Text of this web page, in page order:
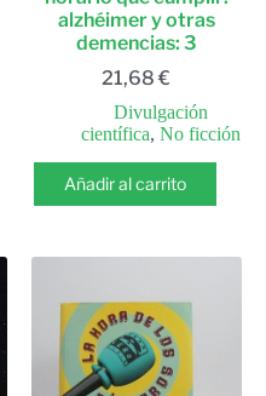
alzhéimer y otras
demencias: 3
21,68€
Divulgación
científica, No ficción
Añadir al carrito